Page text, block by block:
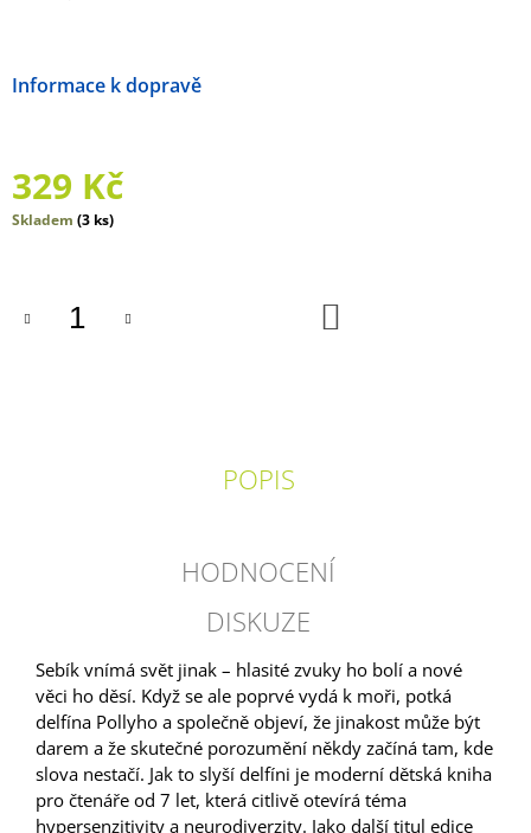
329 Kč
Měrná
Skladem (3 ks)
POPIS
HODNOCENÍ
DISKUZE
Sebík vnímá svět jinak – hlasité zvuky ho bolí a nové
věci ho děsí. Když se ale poprvé vydá k moři, potká
delfína Pollyho a společně objeví, že jinakost může být
darem a že skutečné porozumění někdy začíná tam, kde
slova nestačí. Jak to slyší delfíni je moderní dětská kniha
pro čtenáře od 7 let, která citlivě otevírá téma
hypersenzitivity a neurodiverzity. Jako další titul edice
U
J
E
PŘESTÁVKA